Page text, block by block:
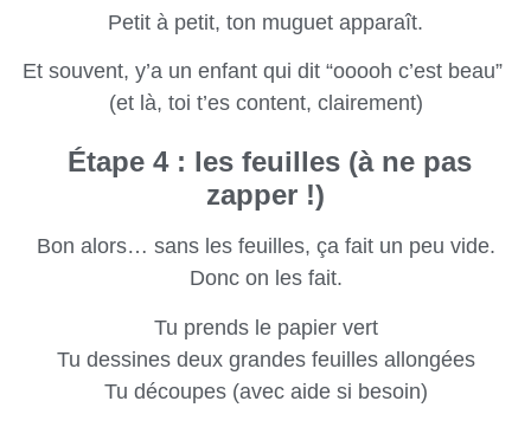
Petit à petit, ton muguet apparaît.
Et souvent, y’a un enfant qui dit “ooooh c’est beau”
(et là, toi t’es content, clairement)
Étape 4 : les feuilles (à ne pas
zapper !)
Bon alors… sans les feuilles, ça fait un peu vide.
Donc on les fait.
Tu prends le papier vert
Tu dessines deux grandes feuilles allongées
Tu découpes (avec aide si besoin)